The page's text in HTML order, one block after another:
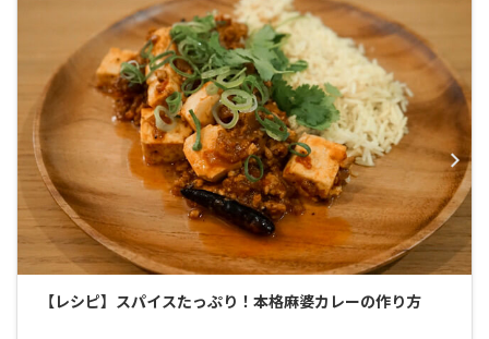
【レシピ】スパイスたっぷり！本格麻婆カレーの作り方